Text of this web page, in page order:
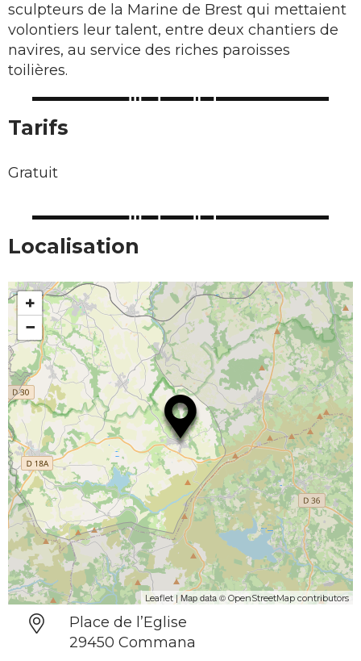
sculpteurs de la Marine de Brest qui mettaient
volontiers leur talent, entre deux chantiers de
navires, au service des riches paroisses
toilières.
Tarifs
Gratuit
Localisation
+
−
Leaflet | Map data © OpenStreetMap contributors
Place de l’Eglise
29450 Commana